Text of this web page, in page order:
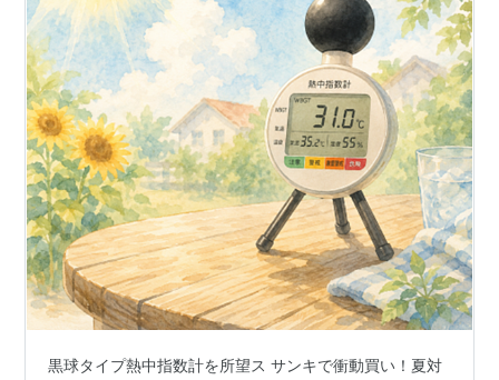
黒球タイプ熱中指数計を所望ス サンキで衝動買い！夏対